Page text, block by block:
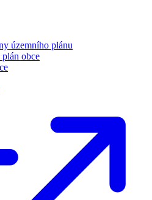
územního plánu
obce